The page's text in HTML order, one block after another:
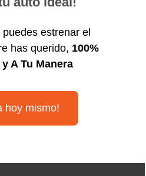
estrenar el
has querido, 100%
A Tu Manera
hoy mismo!